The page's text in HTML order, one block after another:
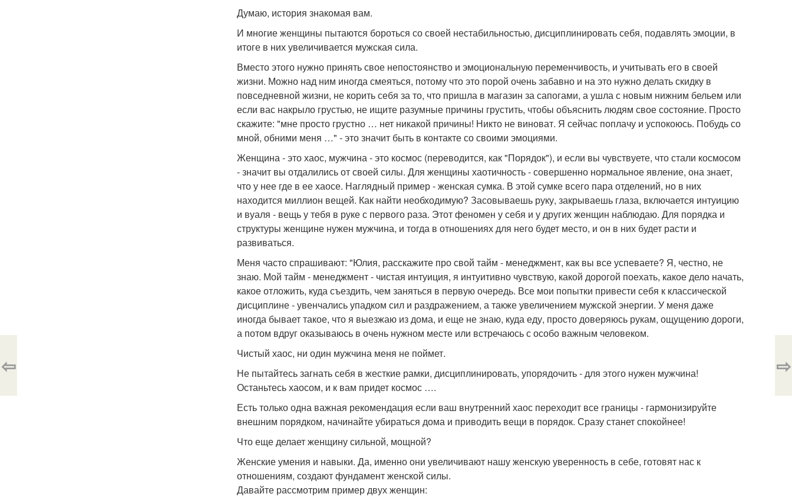
Думаю, история знакомая вам.
И многие женщины пытаются бороться со своей нестабильностью, дисциплинировать себя, подавлять эмоции, в
итоге в них увеличивается мужская сила.
Вместо этого нужно принять свое непостоянство и эмоциональную переменчивость, и учитывать его в своей
жизни. Можно над ним иногда смеяться, потому что это порой очень забавно и на это нужно делать скидку в
повседневной жизни, не корить себя за то, что пришла в магазин за сапогами, а ушла с новым нижним бельем или
если вас накрыло грустью, не ищите разумные причины грустить, чтобы объяснить людям свое состояние. Просто
скажите: "мне просто грустно … нет никакой причины! Никто не виноват. Я сейчас поплачу и успокоюсь. Побудь со
мной, обними меня …" - это значит быть в контакте со своими эмоциями.
Женщина - это хаос, мужчина - это космос (переводится, как "Порядок"), и если вы чувствуете, что стали космосом
- значит вы отдалились от своей силы. Для женщины хаотичность - совершенно нормальное явление, она знает,
что у нее где в ее хаосе. Наглядный пример - женская сумка. В этой сумке всего пара отделений, но в них
находится миллион вещей. Как найти необходимую? Засовываешь руку, закрываешь глаза, включается интуицию
и вуаля - вещь у тебя в руке с первого раза. Этот феномен у себя и у других женщин наблюдаю. Для порядка и
структуры женщине нужен мужчина, и тогда в отношениях для него будет место, и он в них будет расти и
развиваться.
Меня часто спрашивают: "Юлия, расскажите про свой тайм - менеджмент, как вы все успеваете? Я, честно, не
знаю. Мой тайм - менеджмент - чистая интуиция, я интуитивно чувствую, какой дорогой поехать, какое дело начать,
какое отложить, куда съездить, чем заняться в первую очередь. Все мои попытки привести себя к классической
дисциплине - увенчались упадком сил и раздражением, а также увеличением мужской энергии. У меня даже
иногда бывает такое, что я выезжаю из дома, и еще не знаю, куда еду, просто доверяюсь рукам, ощущению дороги,
а потом вдруг оказываюсь в очень нужном месте или встречаюсь с особо важным человеком.
Чистый хаос, ни один мужчина меня не поймет.
Не пытайтесь загнать себя в жесткие рамки, дисциплинировать, упорядочить - для этого нужен мужчина!
Останьтесь хаосом, и к вам придет космос ….
Есть только одна важная рекомендация если ваш внутренний хаос переходит все границы - гармонизируйте
внешним порядком, начинайте убираться дома и приводить вещи в порядок. Сразу станет спокойнее!
Что еще делает женщину сильной, мощной?
Женские умения и навыки. Да, именно они увеличивают нашу женскую уверенность в себе, готовят нас к
отношениям, создают фундамент женской силы.
Давайте рассмотрим пример двух женщин:
⇦ ⇨